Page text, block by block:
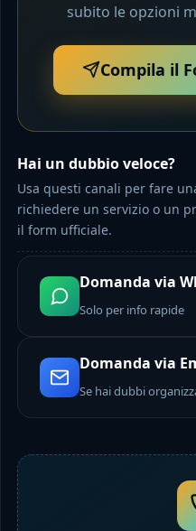
subito le opzioni
Compila il
Hai un dubbio veloce?
Usa questi canali per fare
richiedere un servizio o un
il form ufficiale.
Domanda via
Solo per info rapide
Domanda via
Se hai dubbi